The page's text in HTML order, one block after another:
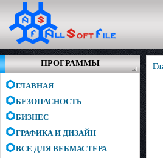
ПРОГРАММЫ
ГЛАВНАЯ
БЕЗОПАСНОСТЬ
БИЗНЕС
ГРАФИКА И ДИЗАЙН
ВСЕ ДЛЯ ВЕБМАСТЕРА